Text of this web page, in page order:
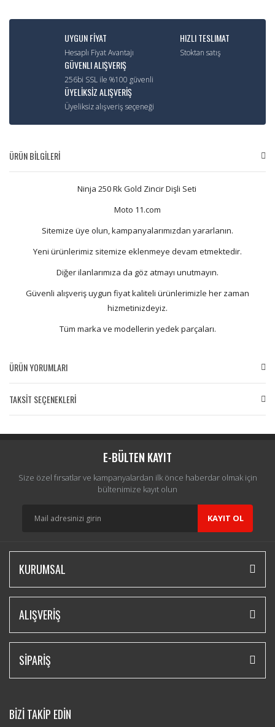
UYGUN FİYAT
Hesaplı Fiyat Avantajı
HIZLI TESLIMAT
Stoktan satış
GÜVENLI ALIŞVERIŞ
256bi SSL ile %100 güvenli
ÜYELİKSİZ ALIŞVERİŞ
Üyeliksiz alışveriş seçeneği
ÜRÜN BİLGİLERİ
Ninja 250 Rk Gold Zincir Dişli Seti
Moto 11.com
Sitemize üye olun, kampanyalarımızdan yararlanın.
Yeni ürünlerimiz sitemize eklenmeye devam etmektedir.
Diğer ilanlarımıza da göz atmayı unutmayın.
Güvenli alışveriş uygun fiyat kaliteli ürünlerimizle her zaman
hizmetinizdeyiz.
Tüm marka ve modellerin yedek parçaları.
ÜRÜN YORUMLARI
Yorum Yaz
TAKSİT SEÇENEKLERİ
E-BÜLTEN KAYIT
Size özel fırsatlar ve kampanyalardan ilk önce haberdar olmak için
bültenimize kayıt olun
KAYIT OL
KURUMSAL
ALIŞVERİŞ
SİPARİŞ
BİZİ TAKİP EDİN